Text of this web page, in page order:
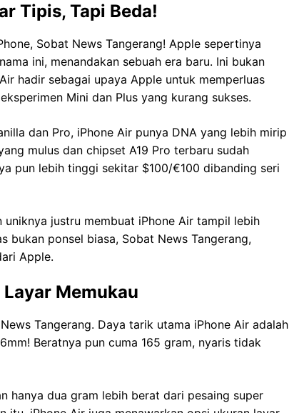
Tipis, Tapi Beda!
Sobat News Tangerang! Apple sepertinya
ini, menandakan sebuah era baru. Ini bukan
hadir sebagai upaya Apple untuk memperluas
Mini dan Plus yang kurang sukses.
dan Pro, iPhone Air punya DNA yang lebih mirip
mulus dan chipset A19 Pro terbaru sudah
pun lebih tinggi sekitar $100/€100 dibanding seri
justru membuat iPhone Air tampil lebih
bukan ponsel biasa, Sobat News Tangerang,
Apple.
Memukau
Tangerang. Daya tarik utama iPhone Air adalah
Beratnya pun cuma 165 gram, nyaris tidak
hanya dua gram lebih berat dari pesaing super